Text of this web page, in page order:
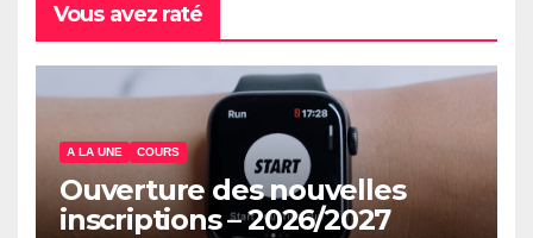
Vous avez raté
A LA UNE COURS
Ouverture des nouvelles
inscriptions – 2026/2027